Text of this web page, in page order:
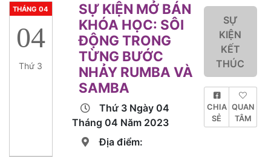
THÁNG 04
04
Thứ 3
SỰ KIỆN MỞ BÁN
KHÓA HỌC: SÔI
ĐỘNG TRONG
TỪNG BƯỚC
NHẢY RUMBA VÀ
SAMBA
Thứ 3 Ngày 04
Tháng 04 Năm 2023
Địa điểm:
SỰ
KIỆN
KẾT
THÚC
CHIA
SẺ
QUAN
TÂM